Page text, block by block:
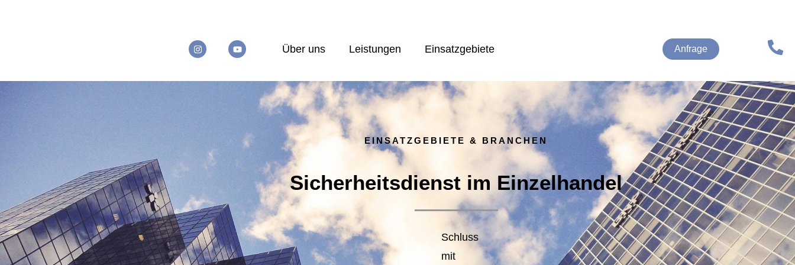
Über uns Leistungen Einsatzgebiete Anfrage
EINSATZGEBIETE & BRANCHEN
Sicherheitsdienst im Einzelhandel
Schluss
mit